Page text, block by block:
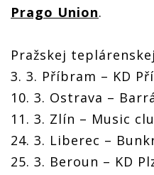
Prago Union.
Pražskej
3. 3. Příbram – KD
10. 3. Ostrava –
11. 3. Zlín – Music
24. 3. Liberec –
25. 3. Beroun – KD